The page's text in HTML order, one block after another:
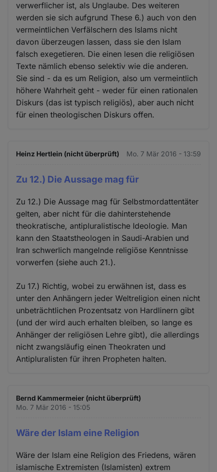
verwerflicher ist, als Unglaube. Des weiteren
werden sie sich aufgrund These 6.) auch von den
vermeintlichen Verfälschern des Islams nicht
davon überzeugen lassen, dass sie den Islam
falsch exegetieren. Die einen lesen die religiösen
Texte nämlich ebenso selektiv wie die anderen.
Sie sind - da es um Religion, also um vermeintlich
höhere Wahrheit geht - weder für einen rationalen
Diskurs (das ist typisch religiös), aber auch nicht
für einen theologischen Diskurs offen.
Heinz Hertlein (nicht überprüft) Mo. 7 Mär 2016 - 13:59
Zu 12.) Die Aussage mag für
Zu 12.) Die Aussage mag für Selbstmordattentäter
gelten, aber nicht für die dahinterstehende
theokratische, antipluralistische Ideologie. Man
kann den Staatstheologen in Saudi-Arabien und
Iran schwerlich mangelnde religiöse Kenntnisse
vorwerfen (siehe auch 21.).
Zu 17.) Richtig, wobei zu erwähnen ist, dass es
unter den Anhängern jeder Weltreligion einen nicht
unbeträchtlichen Prozentsatz von Hardlinern gibt
(und der wird auch erhalten bleiben, so lange es
Anhänger der religiösen Lehre gibt), die allerdings
nicht zwangsläufig einen Theokraten und
Antipluralisten für ihren Propheten halten.
Bernd Kammermeier (nicht überprüft)
Mo. 7 Mär 2016 - 15:05
Wäre der Islam eine Religion
Wäre der Islam eine Religion des Friedens, wären
islamische Extremisten (Islamisten) extrem